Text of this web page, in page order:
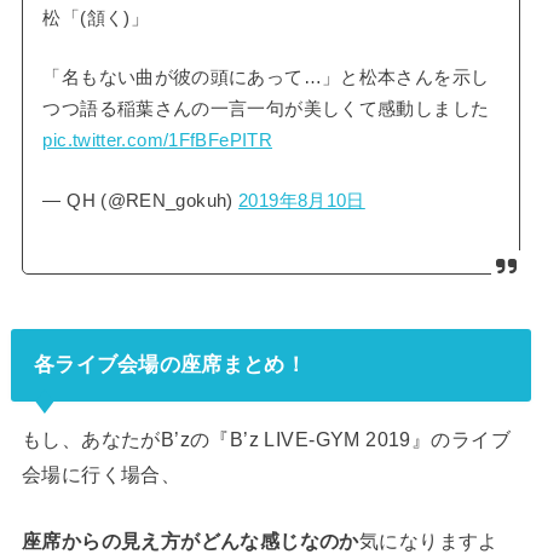
松「(頷く)」
「名もない曲が彼の頭にあって…」と松本さんを示し
つつ語る稲葉さんの一言一句が美しくて感動しました
pic.twitter.com/1FfBFePITR
— QH (@REN_gokuh) 2019年8月10日
各ライブ会場の座席まとめ！
もし、あなたがB’zの『B’z LIVE-GYM 2019』のライブ
会場に行く場合、
座席からの見え方がどんな感じなのか気になりますよ